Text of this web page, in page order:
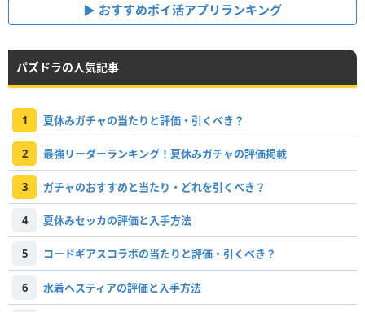
おすすめポイ活アプリランキング
パズドラの人気記事
1 夏休みガチャの当たりと評価・引くべき？
2 最強リーダーランキング！夏休みガチャの評価掲載
3 ガチャのおすすめと当たり・どれを引くべき？
4 夏休みセッカの評価と入手方法
5 コードギアスコラボの当たりと評価・引くべき？
6 水着ヘスティアの評価と入手方法